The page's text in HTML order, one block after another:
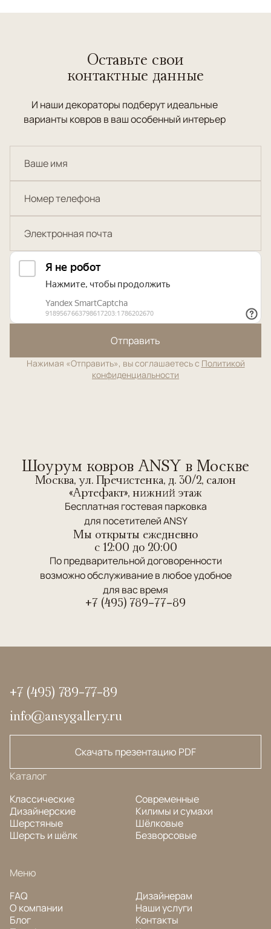
Оставьте свои
контактные данные
И наши декораторы подберут идеальные
варианты ковров в ваш особенный интерьер
Отправить
Нажимая «Отправить», вы соглашаетесь с Политикой
конфиденциальности
Шоурум ковров ANSY в Москве
Москва, ул. Пречистенка, д. 30/2, салон
«Артефакт», нижний этаж
Бесплатная гостевая парковка
для посетителей ANSY
Мы открыты ежедневно
c 12:00 до 20:00
По предварительной договоренности
возможно обслуживание в любое удобное
для вас время
+7 (495) 789-77-89
+7 (495) 789-77-89
info@ansygallery.ru
Скачать презентацию PDF
Каталог
Классические
Дизайнерские
Шерстяные
Шерсть и шёлк
Современные
Килимы и сумахи
Шёлковые
Безворсовые
Меню
FAQ
О компании
Блог
Дизайнерам
Наши услуги
Контакты